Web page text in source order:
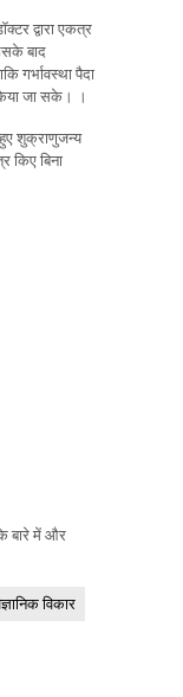
द्वारा एकत्र
बाद
गर्भावस्था पैदा
जा सके। ।
शुक्राणुजन्य
किए बिना
बारे में और
विकार